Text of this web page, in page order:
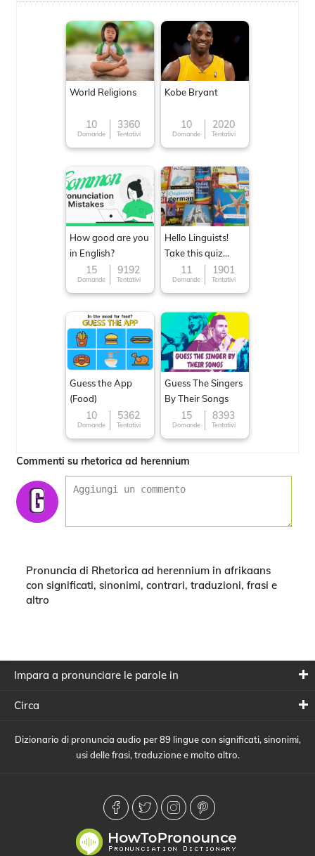
World Religions
10
Domande
3360
Tentativi
Kobe Bryant
10
Domande
2020
Tentativi
How good are you
in English?
15
Domande
9192
Tentativi
Hello Linguists!
Take this quiz
now!11
Domande
1901
Tentativi
Guess the App
(Food)
10
Domande
5362
Tentativi
Guess The Singers
By Their Songs
15
Domande
8393
Tentativi
Commenti su rhetorica ad herennium
Pronuncia di Rhetorica ad herennium in afrikaans
con significati, sinonimi, contrari, traduzioni, frasi e
altro
Impara a pronunciare le parole in
Circa
Dizionario di pronuncia audio per 89 lingue con significati, sinonimi,
usi delle frasi, traduzione e molto altro.